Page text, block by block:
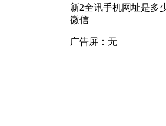
新2全讯手机网址是多
微信
广告屏：无